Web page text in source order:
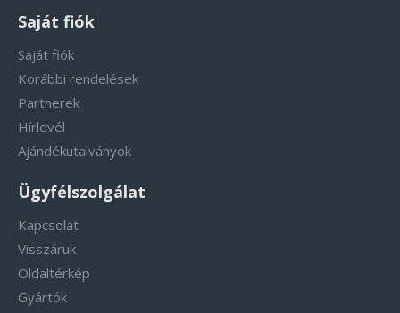
Saját fiók
Saját fiók
Korábbi rendelések
Partnerek
Hírlevél
Ajándékutalványok
Ügyfélszolgálat
Kapcsolat
Visszáruk
Oldaltérkép
Gyártók